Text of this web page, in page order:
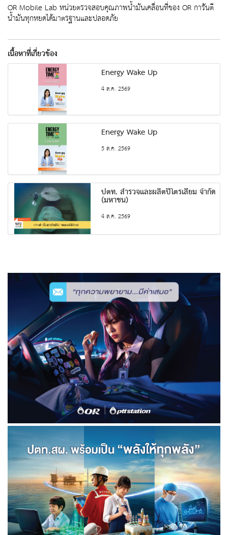
OR Mobile Lab หน่วยตรวจสอบคุณภาพน้ำมันเคลื่อนที่ของ OR การันตี
น้ำมันทุกหยดได้มาตรฐานและปลอดภัย
เนื้อหาที่เกี่ยวข้อง
Energy Wake Up
4 ส.ค. 2569
Energy Wake Up
5 ส.ค. 2569
ปตท. สำรวจและผลิตปิโตรเลียม จำกัด
(มหาชน)
4 ส.ค. 2569